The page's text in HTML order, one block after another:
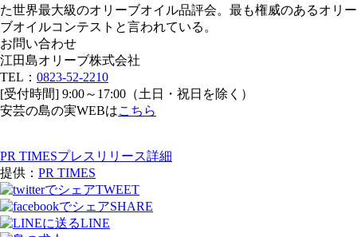
た世界最大級のオリーブオイル品評会。最も権威のあるオリー
ブオイルコンテストと言われている。
お問い合わせ
江田島オリーブ株式会社
TEL： 0823-52-2210
[受付時間] 9:00～17:00（土日・祝日を除く）
安芸の島の実WEBはこちら
PR TIMESプレスリリース詳細
提供： PR TIMES
TWEET
SHARE
LINE